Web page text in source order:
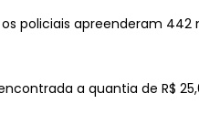
policiais apreenderam
a quantia de R$